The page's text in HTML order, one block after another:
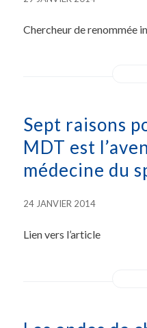
Chercheur de renommée
Sept raisons
MDT est
médecine du
24 JANVIER 2014
Lien vers l’article